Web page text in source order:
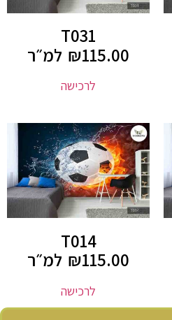
T031
₪115.00 למ״ר
לרכישה
T014
₪115.00 למ״ר
לרכישה